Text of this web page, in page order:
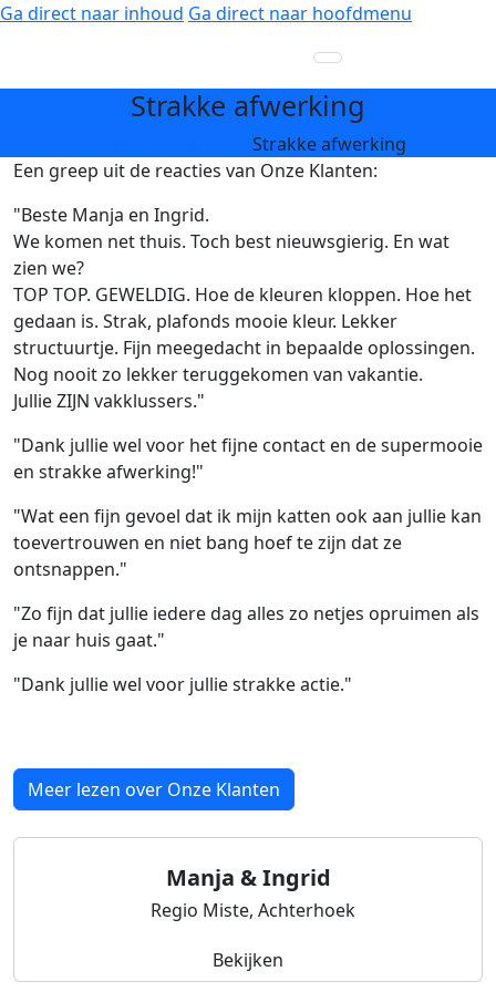
Ga direct naar inhoud Ga direct naar hoofdmenu
Strakke afwerking
HomeOnze klantenStrakke afwerking
Een greep uit de reacties van Onze Klanten:
"Beste Manja en Ingrid.
We komen net thuis. Toch best nieuwsgierig. En wat
zien we?
TOP TOP. GEWELDIG. Hoe de kleuren kloppen. Hoe het
gedaan is. Strak, plafonds mooie kleur. Lekker
structuurtje. Fijn meegedacht in bepaalde oplossingen.
Nog nooit zo lekker teruggekomen van vakantie.
Jullie ZIJN vakklussers."
"Dank jullie wel voor het fijne contact en de supermooie
en strakke afwerking!"
"Wat een fijn gevoel dat ik mijn katten ook aan jullie kan
toevertrouwen en niet bang hoef te zijn dat ze
ontsnappen."
"Zo fijn dat jullie iedere dag alles zo netjes opruimen als
je naar huis gaat."
"Dank jullie wel voor jullie strakke actie."
Meer lezen over Onze Klanten
Manja & Ingrid
Regio Miste, Achterhoek
Bekijken